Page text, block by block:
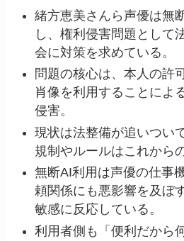
緒方恵美さんら声優は無
し、権利侵害問題として
会に対策を求めている。
問題の核心は、本人の許
肖像を利用することによ
侵害。
現状は法整備が追いつい
規制やルールはこれから
無断AI利用は声優の仕事
頼関係にも悪影響を及ぼ
敏感に反応している。
利用者側も「便利だから